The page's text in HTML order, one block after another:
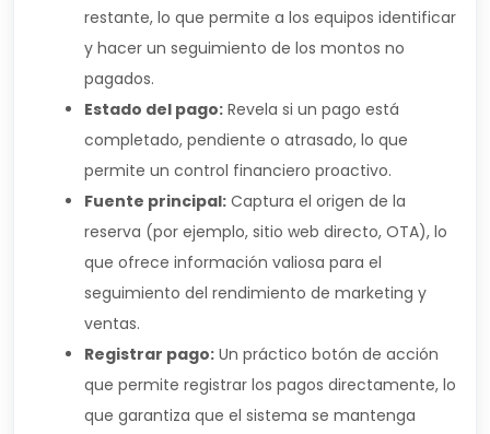
restante, lo que permite a los equipos identificar
y hacer un seguimiento de los montos no
pagados.
Estado del pago: Revela si un pago está
completado, pendiente o atrasado, lo que
permite un control financiero proactivo.
Fuente principal: Captura el origen de la
reserva (por ejemplo, sitio web directo, OTA), lo
que ofrece información valiosa para el
seguimiento del rendimiento de marketing y
ventas.
Registrar pago: Un práctico botón de acción
que permite registrar los pagos directamente, lo
que garantiza que el sistema se mantenga